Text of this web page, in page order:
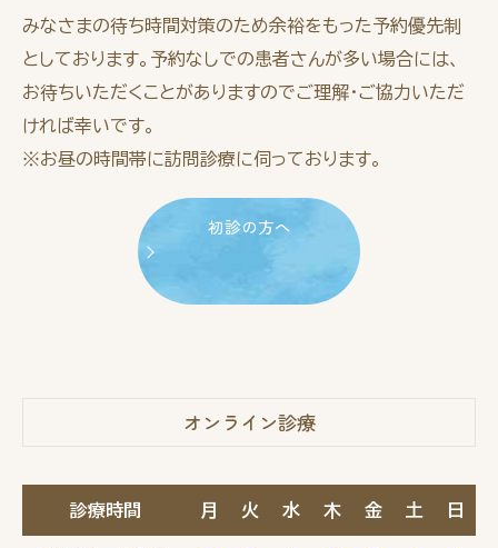
みなさまの待ち時間対策のため余裕をもった予約優先制
としております。予約なしでの患者さんが多い場合には、
お待ちいただくことがありますのでご理解・ご協力いただ
ければ幸いです。
※お昼の時間帯に訪問診療に伺っております。
初診の方へ
オンライン診療
診療時間 月 火 水 木 金 土 日